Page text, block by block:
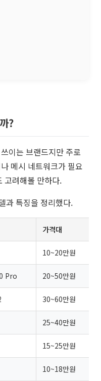
?
이는 브랜드지만 주로
메시 네트워크가 필요
고려해볼 만하다.
과 특징을 정리했다.
가격대
10~20만원
Pro 20~50만원
30~60만원
25~40만원
15~25만원
10~18만원